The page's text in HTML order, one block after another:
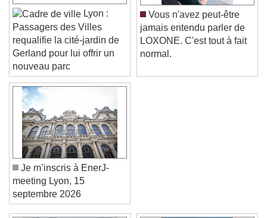
Lyon :
Passagers des Villes
requalifie la cité-jardin de
Gerland pour lui offrir un
nouveau parc
Vous n'avez peut-être
jamais entendu parler de
LOXONE. C'est tout à fait
Je m’inscris à EnerJ-
meeting Lyon, 15
septembre 2026